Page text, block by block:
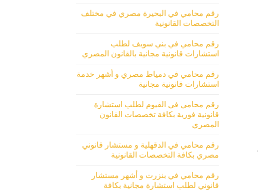
رقم محامي في البحيرة مصري في مختلف
التخصصات القانونية
رقم محامي في بني سويف لطلب
استشارات قانونية مجانية بالقانون المصري
رقم محامي في دمياط مصري و أشهر خدمة
استشارات قانونية مجانية
رقم محامي في الفيوم لطلب استشارة
قانونية فورية بكافة تخصصات القانون
المصري
رقم محامي في الدقهلية و مستشار قانوني
مصري بكافة التخصصات القانونية
رقم محامي في بنزرت و أشهر مستشار
قانوني لطلب استشارة مجانية بكافة